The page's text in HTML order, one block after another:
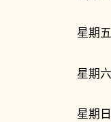
星期
星期
星期